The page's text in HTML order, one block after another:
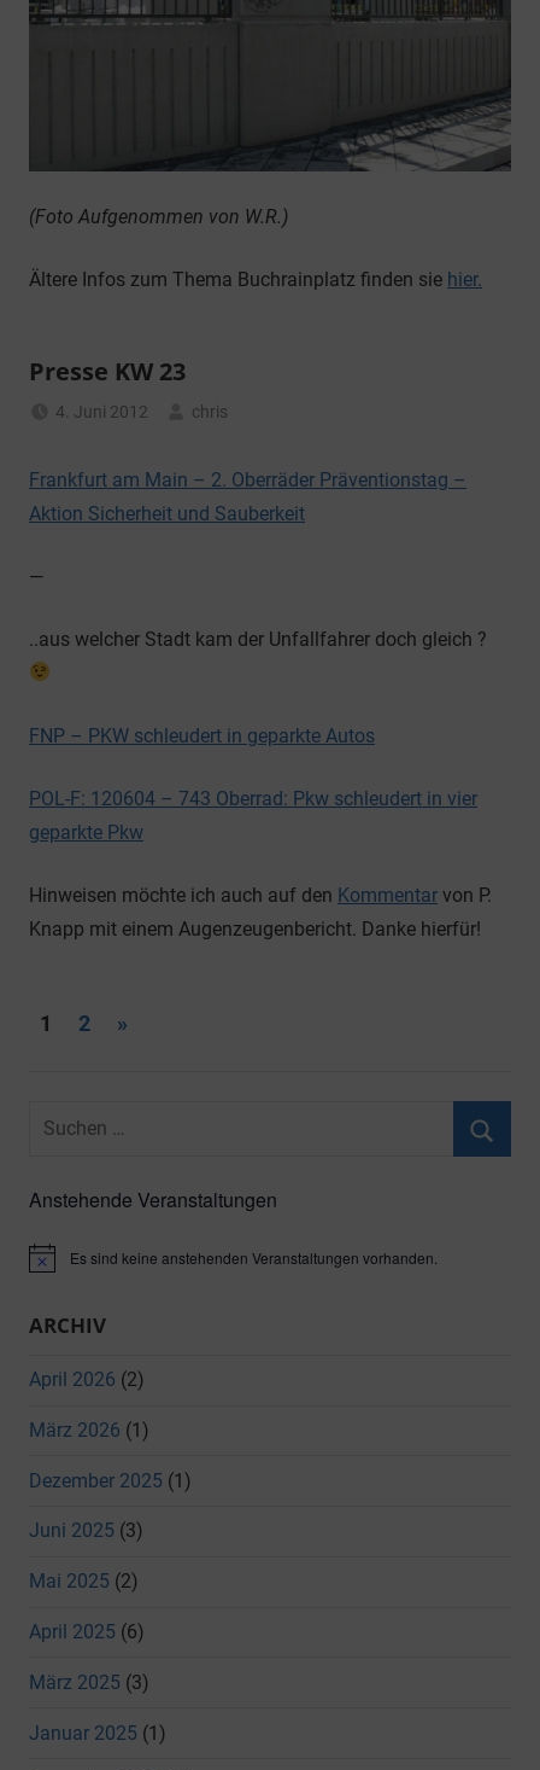
(Foto Aufgenommen von W.R.)
Ältere Infos zum Thema Buchrainplatz finden sie hier.
Presse KW 23
4. Juni 2012
chris
Frankfurt am Main – 2. Oberräder Präventionstag –
Aktion Sicherheit und Sauberkeit
—
..aus welcher Stadt kam der Unfallfahrer doch gleich ?
FNP – PKW schleudert in geparkte Autos
POL-F: 120604 – 743 Oberrad: Pkw schleudert in vier
geparkte Pkw
Hinweisen möchte ich auch auf den Kommentar von P.
Knapp mit einem Augenzeugenbericht. Danke hierfür!
Seitennummerierung
Beiträge
1 2
Nächste
»
Suchen
Anstehende Veranstaltungen
HinweisEs sind keine anstehenden Veranstaltungen vorhanden.
ARCHIV
April 2026 (2)
März 2026 (1)
Dezember 2025 (1)
Juni 2025 (3)
Mai 2025 (2)
April 2025 (6)
März 2025 (3)
Januar 2025 (1)